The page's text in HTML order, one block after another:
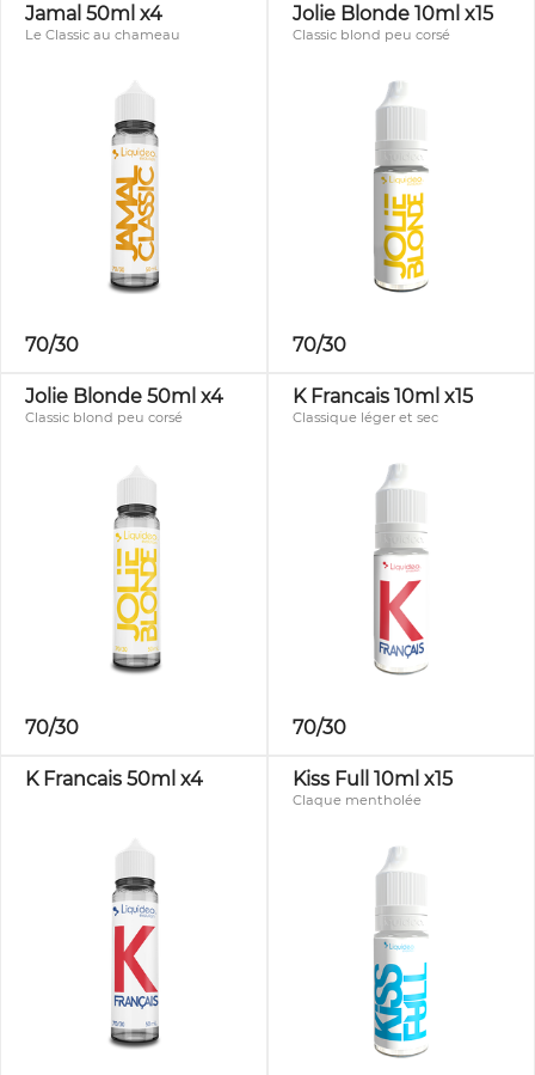
Jamal 50ml x4
Le Classic au chameau
70/30
Jolie Blonde 10ml x15
Classic blond peu corsé
70/30
Jolie Blonde 50ml x4
Classic blond peu corsé
70/30
K Francais 10ml x15
Classique léger et sec
70/30
K Francais 50ml x4 Kiss Full 10ml x15
Claque mentholée